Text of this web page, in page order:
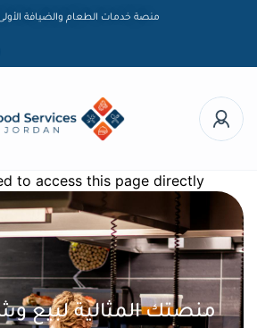
منصة خدمات الطعام والضيافة
to access this page directly
منصتك المثالية لبيع